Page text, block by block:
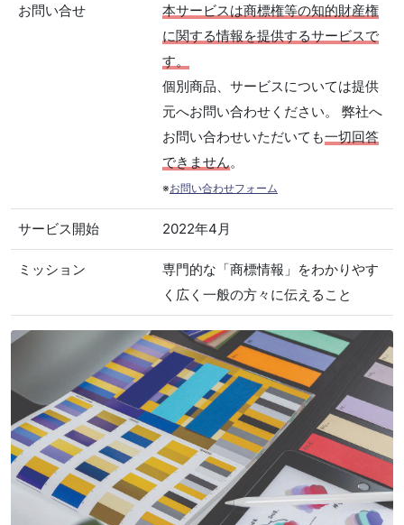
お問い合せ
本サービスは商標権等の知的財産権
に関する情報を提供するサービスで
す。
個別商品、サービスについては提供
元へお問い合わせください。 弊社へ
お問い合わせいただいても一切回答
できません。
※お問い合わせフォーム
サービス開始 2022年4月
ミッション
専門的な「商標情報」をわかりやす
く広く一般の方々に伝えること